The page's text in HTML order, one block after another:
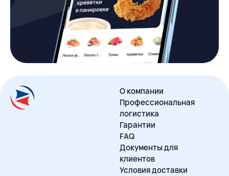
О компании
Профессиональная
логистика
Гарантии
FAQ
Документы для
клиентов
Условия доставки